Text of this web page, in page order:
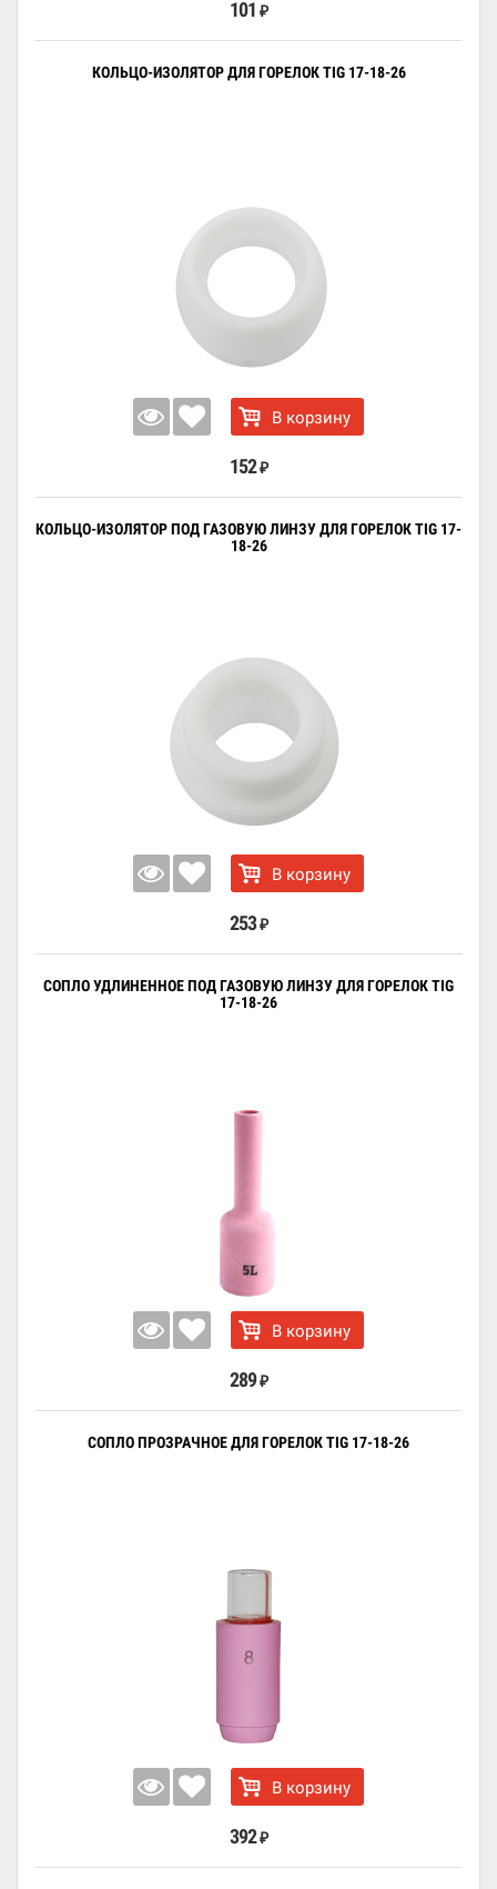
101 ₽
КОЛЬЦО-ИЗОЛЯТОР ДЛЯ ГОРЕЛОК TIG 17-18-26
В корзину
152 ₽
КОЛЬЦО-ИЗОЛЯТОР ПОД ГАЗОВУЮ ЛИНЗУ ДЛЯ ГОРЕЛОК TIG 17-
18-26
В корзину
253 ₽
СОПЛО УДЛИНЕННОЕ ПОД ГАЗОВУЮ ЛИНЗУ ДЛЯ ГОРЕЛОК TIG
17-18-26
В корзину
289 ₽
СОПЛО ПРОЗРАЧНОЕ ДЛЯ ГОРЕЛОК TIG 17-18-26
В корзину
392 ₽